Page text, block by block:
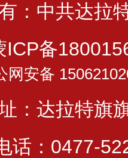
：中共达拉
ICP备
网安备
：达拉特旗
话：0477-